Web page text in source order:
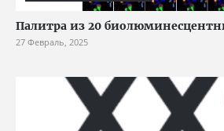
Палитра из 20
27 Февраль, 2025